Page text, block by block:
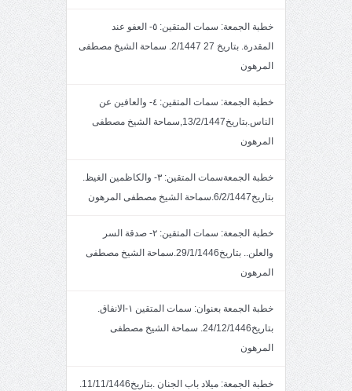
خطبة الجمعة: سمات المتقين: ٥- العفو عند
المقدرة. بتاريخ 27 2/1447. سماحة الشيخ مصطفى
المرهون
خطبة الجمعة: سمات المتقين: ٤- والعافين عن
الناس.بتاريخ13/2/1447,سماحة الشيخ مصطفى
المرهون
خطبة الجمعةسمات المتقين: ٣- والكاظمين الغيظ.
بتاريخ6/2/1447.سماحة الشيخ مصطفى المرهون
خطبة الجمعة: سمات المتقين: ٢- صدقة السر
والعلن.. بتاريخ29/1/1446.سماحة الشيخ مصطفى
المرهون
خطبة الجمعة بعنوان: سمات المتقين ١-الانفاق.
بتاريخ24/12/1446. سماحة الشيخ مصطفى
المرهون
خطبة الجمعة: ميلاد باب الجنان .بتاريخ11/11/1446.